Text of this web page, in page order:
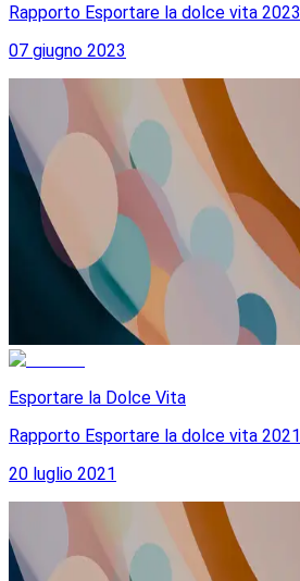
Rapporto Esportare la dolce vita 2023
07 giugno 2023
Esportare la Dolce Vita
Rapporto Esportare la dolce vita 2021
20 luglio 2021